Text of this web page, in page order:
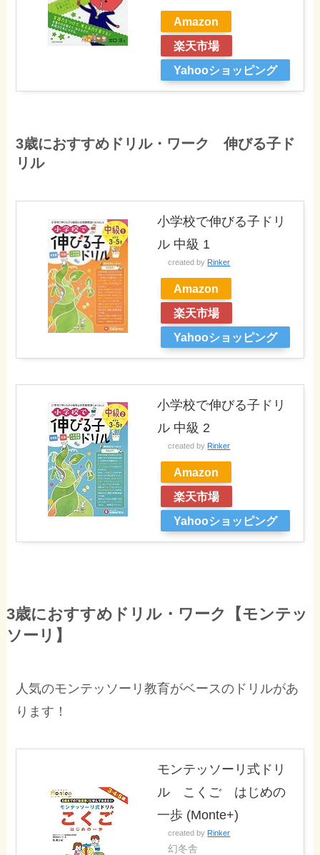
Amazon
楽天市場
Yahooショッピング
3歳におすすめドリル・ワーク 伸びる子ド
リル
小学校で伸びる子ドリ
ル 中級 1
created by Rinker
Amazon
楽天市場
Yahooショッピング
小学校で伸びる子ドリ
ル 中級 2
created by Rinker
Amazon
楽天市場
Yahooショッピング
3歳におすすめドリル・ワーク【モンテッ
ソーリ】
人気のモンテッソーリ教育がベースのドリルがあ
ります！
モンテッソーリ式ドリ
ル こくご はじめの
一歩 (Monte+)
created by Rinker
幻冬舎